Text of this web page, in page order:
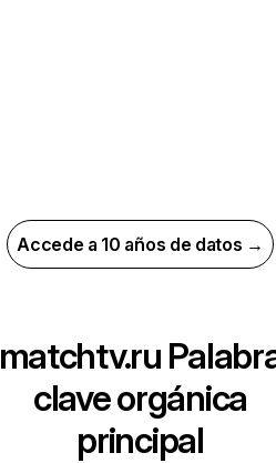
Accede a 10 años de datos →
matchtv.ru
clave orgánica
principal